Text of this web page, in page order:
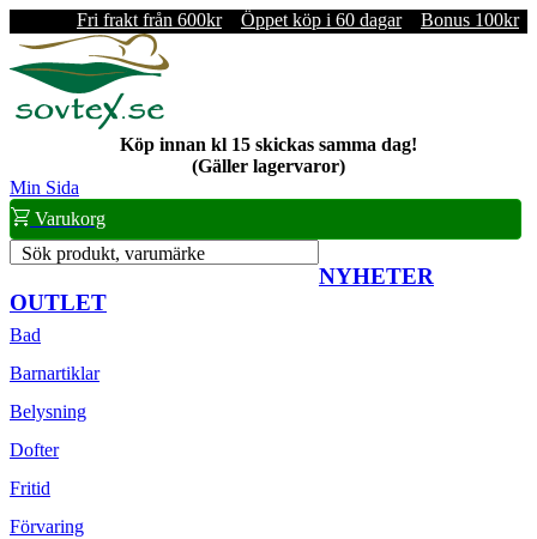
Fri frakt från 600kr Öppet köp i 60 dagar Bonus 100kr
Köp innan kl 15 skickas samma dag!
(Gäller lagervaror)
Min Sida
Varukorg
Sök produkt, varumärke
NYHETER
OUTLET
Bad
Barnartiklar
Belysning
Dofter
Fritid
Förvaring